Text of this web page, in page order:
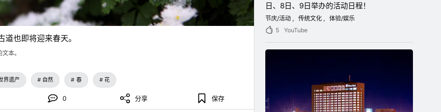
也即将迎来春天。
本。
界遗产 自然 春 花
0 分享 保存
日、8日、9日举办的活动日程！
节庆/活动 传统文化
体验/娱乐
5
YouTube